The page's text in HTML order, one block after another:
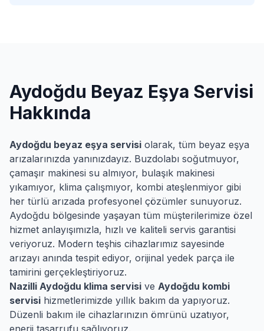
Aydoğdu Beyaz Eşya Servisi
Hakkında
Aydoğdu beyaz eşya servisi olarak, tüm beyaz eşya
arızalarınızda yanınızdayız. Buzdolabı soğutmuyor,
çamaşır makinesi su almıyor, bulaşık makinesi
yıkamıyor, klima çalışmıyor, kombi ateşlenmiyor gibi
her türlü arızada profesyonel çözümler sunuyoruz.
Aydoğdu bölgesinde yaşayan tüm müşterilerimize özel
hizmet anlayışımızla, hızlı ve kaliteli servis garantisi
veriyoruz. Modern teşhis cihazlarımız sayesinde
arızayı anında tespit ediyor, orijinal yedek parça ile
tamirini gerçekleştiriyoruz.
Nazilli Aydoğdu klima servisi ve Aydoğdu kombi
servisi hizmetlerimizde yıllık bakım da yapıyoruz.
Düzenli bakım ile cihazlarınızın ömrünü uzatıyor,
enerji tasarrufu sağlıyoruz.